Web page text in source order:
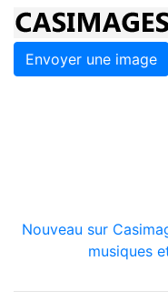
Envoyer une image
Nouveau sur
musiques